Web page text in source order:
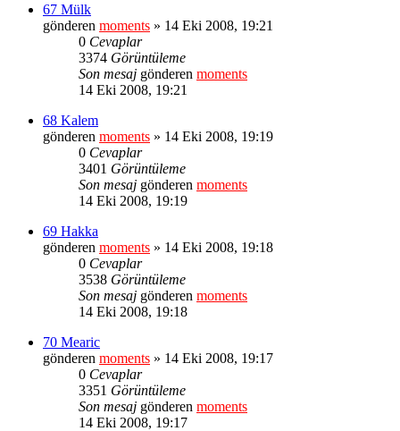
67 Mülk
gönderen moments » 14 Eki 2008, 19:21
0 Cevaplar
3374 Görüntüleme
Son mesaj gönderen moments
14 Eki 2008, 19:21
68 Kalem
gönderen moments » 14 Eki 2008, 19:19
0 Cevaplar
3401 Görüntüleme
Son mesaj gönderen moments
14 Eki 2008, 19:19
69 Hakka
gönderen moments » 14 Eki 2008, 19:18
0 Cevaplar
3538 Görüntüleme
Son mesaj gönderen moments
14 Eki 2008, 19:18
70 Mearic
gönderen moments » 14 Eki 2008, 19:17
0 Cevaplar
3351 Görüntüleme
Son mesaj gönderen moments
14 Eki 2008, 19:17